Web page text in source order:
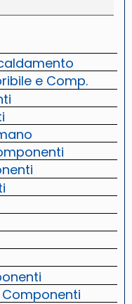
e Comp.